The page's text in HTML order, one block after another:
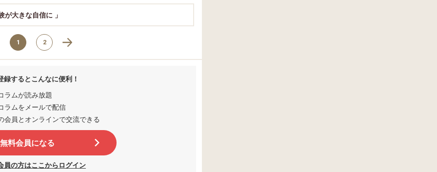
大きな自信に 」
1 2
録するとこんなに便利！
ラムが読み放題
ラムをメールで配信
会員とオンラインで交流できる
無料会員になる
員の方はここからログイン